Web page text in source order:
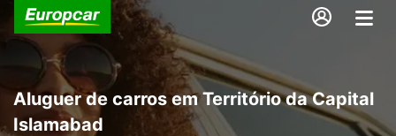
Aluguer de carros em Território da Capital
Islamabad